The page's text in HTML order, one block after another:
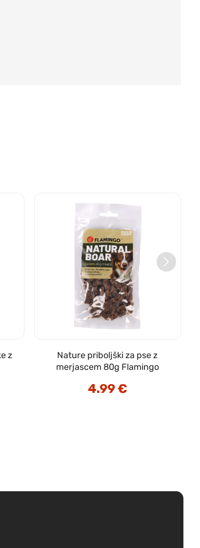
z
Nature priboljški za pse z
merjascem 80g Flamingo
4.99€